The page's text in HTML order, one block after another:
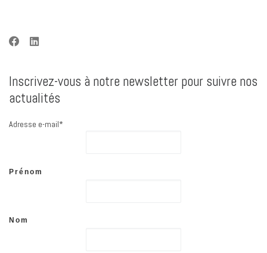
Inscrivez-vous à notre newsletter pour suivre nos
actualités
Adresse e-mail*
Prénom
Nom